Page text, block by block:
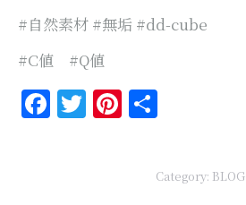
#自然素材 #無垢 #dd-cube
#C値 #Q値
Facebook
Twitter
Pinterest
Category: BLOG